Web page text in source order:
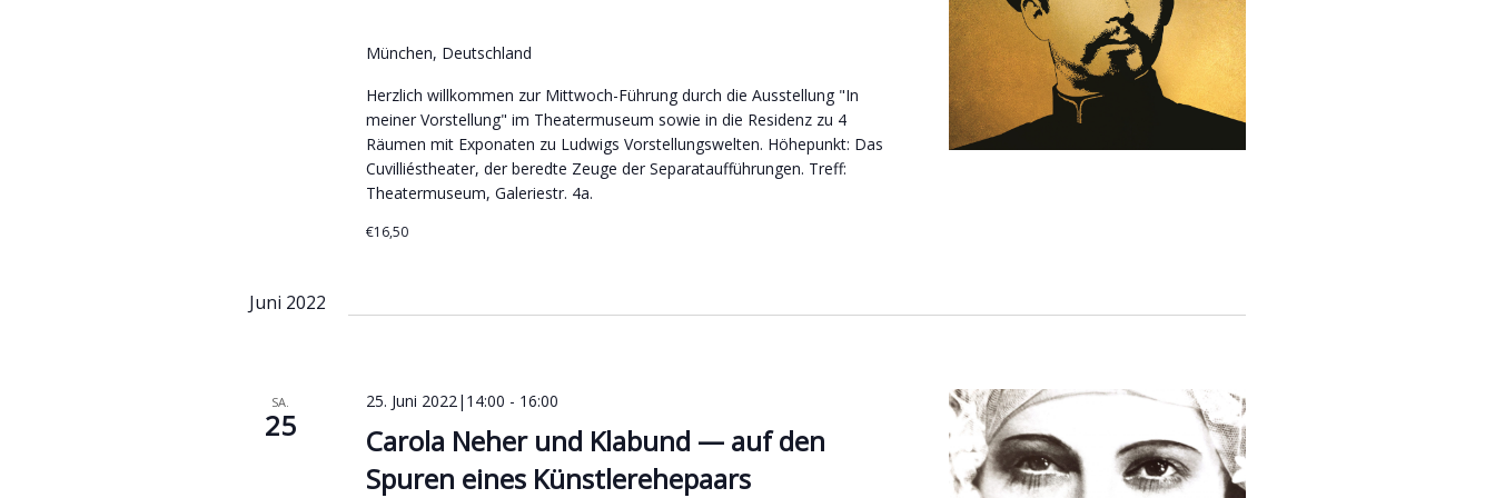
München, Deutschland
Herzlich willkommen zur Mittwoch-Führung durch die Ausstellung "In
meiner Vorstellung" im Theatermuseum sowie in die Residenz zu 4
Räumen mit Exponaten zu Ludwigs Vorstellungswelten. Höhepunkt: Das
Cuvilliéstheater, der beredte Zeuge der Separataufführungen. Treff:
Theatermuseum, Galeriestr. 4a.
€16,50
Juni 2022
SA.
25
Carola Neher und Klabund — auf den
Spuren eines Künstlerehepaars
25. Juni 2022|14:00 - 16:00